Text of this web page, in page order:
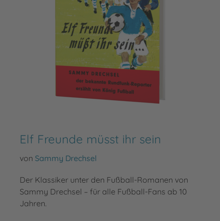
Elf Freunde müsst ihr sein
von Sammy Drechsel
Der Klassiker unter den Fußball-Romanen von
Sammy Drechsel – für alle Fußball-Fans ab 10
Jahren.